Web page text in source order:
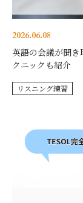
2026.06.08
英語の会議が聞
クニックも紹介
リスニング練習